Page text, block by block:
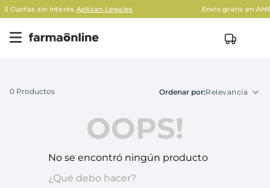
sin interésAplican Legales Envío gratis en AMBA en
0 Productos Relevancia
OOPS!
No se encontró ningún producto
¿Qué debo hacer?